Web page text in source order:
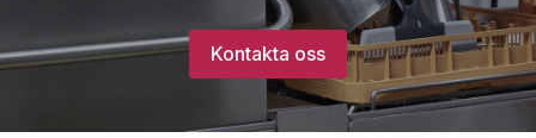
Kontakta oss